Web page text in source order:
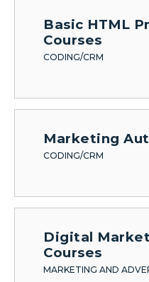
Basic HTML
Courses
CODING/CRM
Marketing
CODING/CRM
Digital
Courses
MARKETING AND